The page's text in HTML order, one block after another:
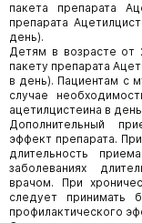
пакета препарата
препарата
день).
Детям в возрасте от
пакету препарата
в день). Пациентам с
случае
ацетилцистеина в
Дополнительный
эффект препарата.
длительность
заболеваниях
врачом. При
следует принимать
профилактического